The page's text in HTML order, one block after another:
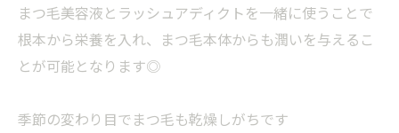
まつ毛美容液とラッシュアディクトを一緒に使うことで
根本から栄養を入れ、まつ毛本体からも潤いを与えるこ
とが可能となります◎
季節の変わり目でまつ毛も乾燥しがちです